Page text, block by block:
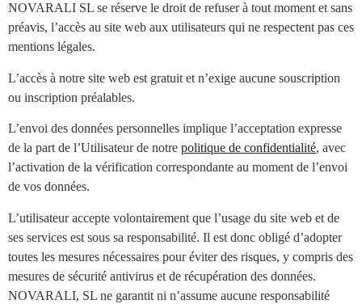
NOVARALI SL se réserve le droit de refuser à tout moment et sans
préavis, l’accès au site web aux utilisateurs qui ne respectent pas ces
mentions légales.
L’accès à notre site web est gratuit et n’exige aucune souscription
ou inscription préalables.
L’envoi des données personnelles implique l’acceptation expresse
de la part de l’Utilisateur de notre politique de confidentialité, avec
l’activation de la vérification correspondante au moment de l’envoi
de vos données.
L’utilisateur accepte volontairement que l’usage du site web et de
ses services est sous sa responsabilité. Il est donc obligé d’adopter
toutes les mesures nécessaires pour éviter des risques, y compris des
mesures de sécurité antivirus et de récupération des données.
NOVARALI, SL ne garantit ni n’assume aucune responsabilité